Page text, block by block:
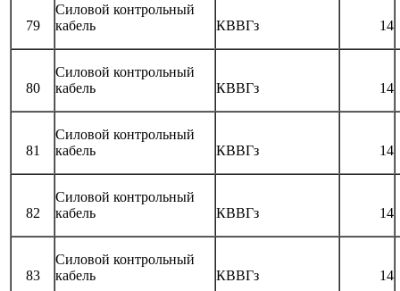
79
Силовой контрольный
кабель
КВВГз 14
80
Силовой контрольный
кабель
КВВГз 14
81
Силовой контрольный
кабель
КВВГз 14
82
Силовой контрольный
кабель
КВВГз 14
83
Силовой контрольный
кабель
КВВГз 14